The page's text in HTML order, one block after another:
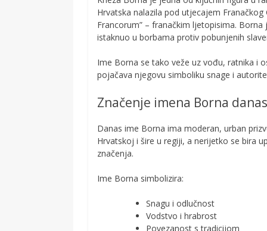
Hrvatska nalazila pod utjecajem
Francorum” – franačkim ljetopisima.
istaknuo u borbama protiv pobunjenih
Ime Borna se tako veže uz vođu, ratnika i
pojačava njegovu simboliku snage i
Značenje imena Borna
Danas ime Borna ima moderan, urban
Hrvatskoj i šire u regiji, a nerijetko se bira
značenja.
Ime Borna simbolizira:
Snagu i odlučnost
Vodstvo i hrabrost
Povezanost s tradicijom